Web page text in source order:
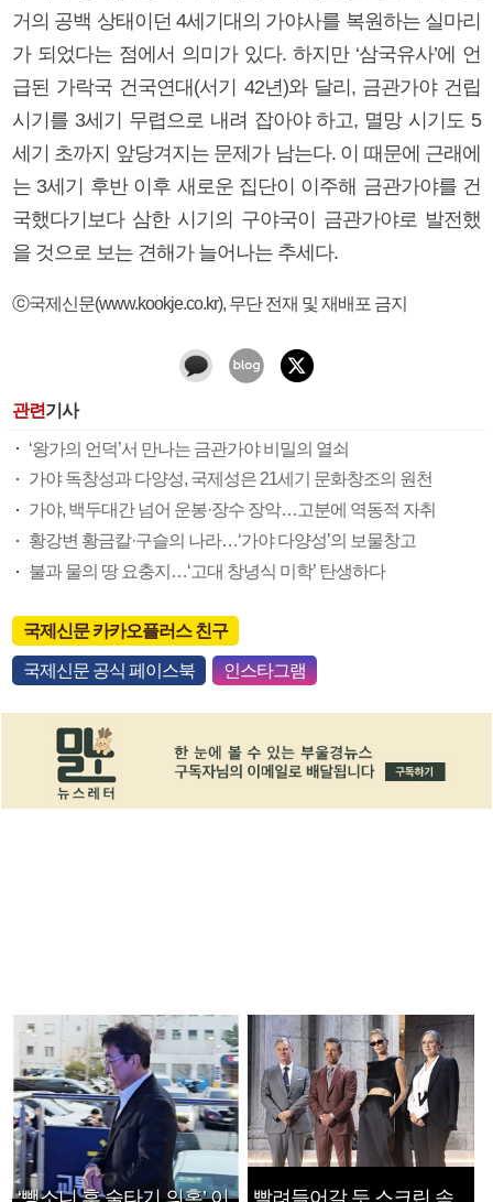
거의 공백 상태이던 4세기대의 가야사를 복원하는 실마리
가 되었다는 점에서 의미가 있다. 하지만 ‘삼국유사’에 언
급된 가락국 건국연대(서기 42년)와 달리, 금관가야 건립
시기를 3세기 무렵으로 내려 잡아야 하고, 멸망 시기도 5
세기 초까지 앞당겨지는 문제가 남는다. 이 때문에 근래에
는 3세기 후반 이후 새로운 집단이 이주해 금관가야를 건
국했다기보다 삼한 시기의 구야국이 금관가야로 발전했
을 것으로 보는 견해가 늘어나는 추세다.
ⓒ국제신문(www.kookje.co.kr), 무단 전재 및 재배포 금지
관련기사
‘왕가의 언덕’서 만나는 금관가야 비밀의 열쇠
가야 독창성과 다양성, 국제성은 21세기 문화창조의 원천
가야, 백두대간 넘어 운봉·장수 장악…고분에 역동적 자취
황강변 황금칼·구슬의 나라…‘가야 다양성’의 보물창고
불과 물의 땅 요충지…‘고대 창녕식 미학’ 탄생하다
국제신문 카카오플러스 친구
국제신문 공식 페이스북 인스타그램